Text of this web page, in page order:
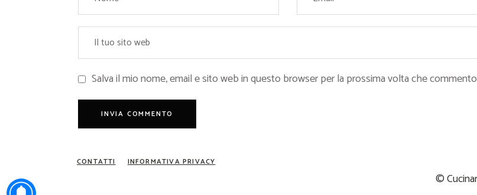
Salva il mio nome, email e sito web in questo browser per la prossima volta che
CONTATTI INFORMATIVA PRIVACY
©